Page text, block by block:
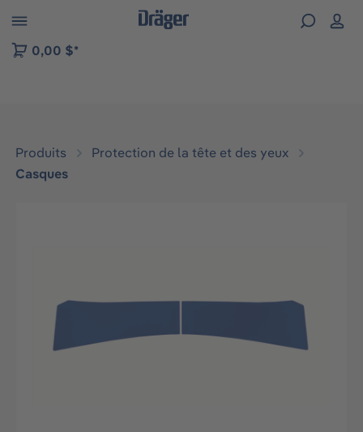
to B2B platform navigation
0,00 $*
Produits
Protection de la tête et des yeux
Casques